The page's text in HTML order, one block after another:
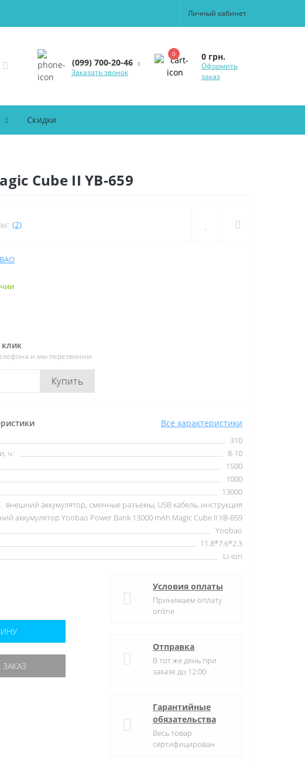
Личный кабинет
(099) 700-20-46
Заказать звонок
0 0 грн.
Оформить
заказ
Скидки
Cube II YB-659
(2)
и мы перезвоним
Купить
Все характеристики
310
ч:
8-10
1500
1000
13000
внешний аккумулятор, сменные разъемы, USB кабель, инструкция
аккумулятор Yoobao Power Bank 13000 mAh Magic Cube II YB-659
Yoobao
11.8*7.6*2.3
Li-ion
Условия оплаты
Принимаем оплату
online
Отправка
В тот же день при
заказе до 12:00
Гарантийные
обязательства
Весь товар
сертифицирован